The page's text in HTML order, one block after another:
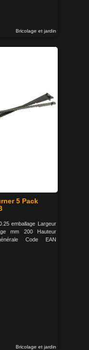
Bricolage et jardin
5 Pack
emballage Largeur
mm 200 Hauteur
Code EAN
Bricolage et jardin